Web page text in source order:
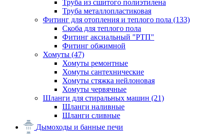
Труба из сшитого полиэтилена
Труба металлопластиковая
Фитинг для отопления и теплого пола (133)
Скоба для теплого пола
Фитинг аксиальный "РТП"
Фитинг обжимной
Хомуты (47)
Хомуты ремонтные
Хомуты сантехнические
Хомуты стяжка нейлоновая
Хомуты червячные
Шланги для стиральных машин (21)
Шланги наливные
Шланги сливные
Дымоходы и банные печи